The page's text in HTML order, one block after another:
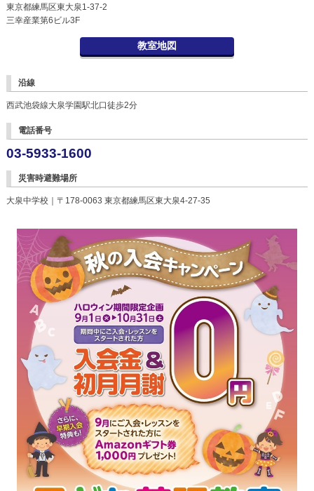
東京都練馬区東大泉1-37-2
三幸産業第6ビル3F
教室地図
沿線
西武池袋線大泉学園駅北口徒歩2分
電話番号
03-5933-1600
災害時避難場所
大泉中学校｜〒178-0063 東京都練馬区東大泉4-27-35